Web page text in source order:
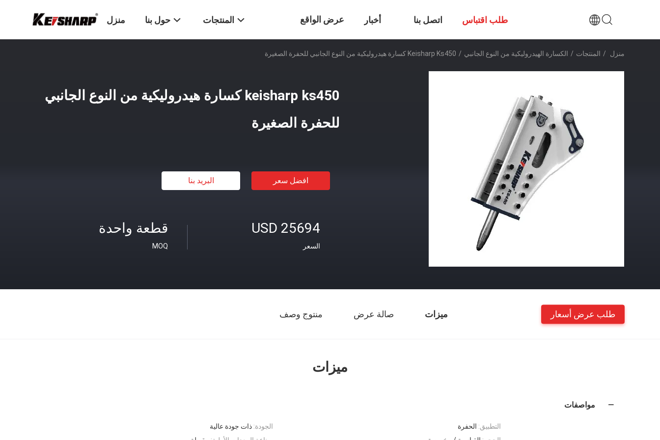
منزل حول بنا المنتجات عرض الواقع
الافتراضي
أخبار اتصل بنا طلب اقتباس
منزل / المنتجات / الكسارة الهيدروليكية من النوع الجانبي / Keisharp Ks450 كسارة هيدروليكية من النوع الجانبي للحفرة الصغيرة
keisharp ks450 كسارة هيدروليكية من النوع الجانبي
للحفرة الصغيرة
افضل سعر البريد بنا
قطعة واحدة
MOQ
USD 25694
السعر
ميزات صالة عرض منتوج وصف طلب عرض أسعار
ميزات
مواصفات
الجودة: ذات جودة عالية التطبيق: الحفرة